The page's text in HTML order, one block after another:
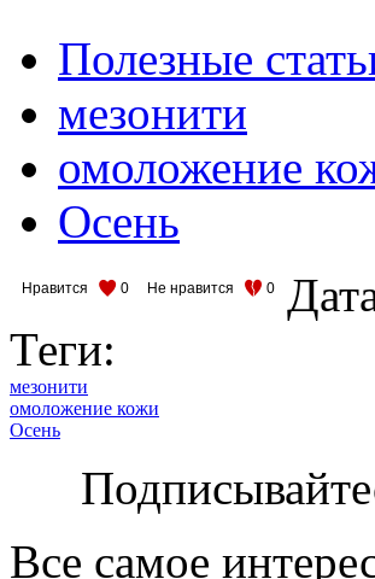
Полезные
мезонити
омоложение
Осень
Нравится 0 Не нравится 0
Теги:
мезонити
омоложение кожи
Осень
Все самое